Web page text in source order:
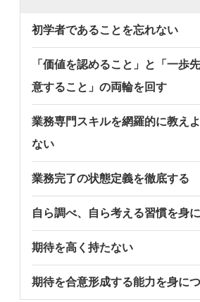
初学者であることを忘れない
「価値を認めること」と「一歩
意すること」の両輪を回す
業務専門スキルを網羅的に教え
ない
業務完了の状態定義を徹底する
自ら調べ、自ら考える習慣を身
期待を高く持たない
期待を合意形成する能力を身に